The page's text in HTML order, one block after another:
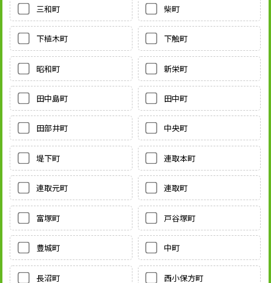
三和町 柴町
下植木町 下触町
昭和町 新栄町
田中島町 田中町
田部井町 中央町
堤下町 連取本町
連取元町 連取町
富塚町 戸谷塚町
豊城町 中町
長沼町 西小保方町